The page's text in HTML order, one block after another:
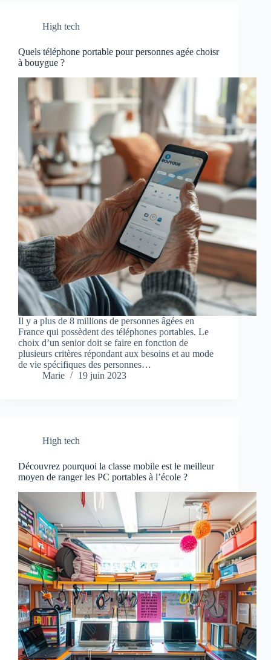
High tech
Quels téléphone portable pour personnes agée choisr
à bouygue ?
Il y a plus de 8 millions de personnes âgées en
France qui possèdent des téléphones portables. Le
choix d’un senior doit se faire en fonction de
plusieurs critères répondant aux besoins et au mode
de vie spécifiques des personnes…
Marie
19 juin 2023
High tech
Découvrez pourquoi la classe mobile est le meilleur
moyen de ranger les PC portables à l’école ?